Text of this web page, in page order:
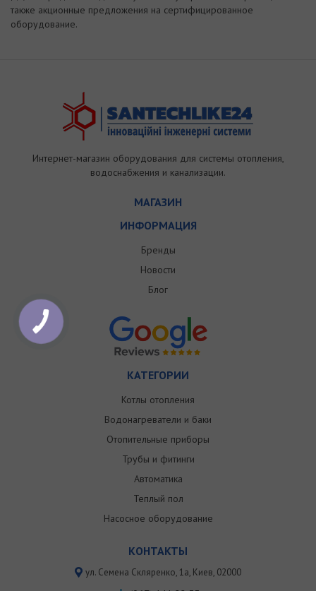
также акционные предложения на сертифицированное
оборудование.
Интернет-магазин оборудования для системы отопления,
водоснабжения и канализации.
МАГАЗИН
ИНФОРМАЦИЯ
Бренды
Новости
Блог
КАТЕГОРИИ
Котлы отопления
Водонагреватели и баки
Отопительные приборы
Трубы и фитинги
Автоматика
Теплый пол
Насосное оборудование
КОНТАКТЫ
ул. Семена Скляренко, 1a, Киев, 02000